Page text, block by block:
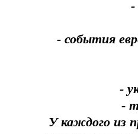
-
- события
-
-
У каждого из